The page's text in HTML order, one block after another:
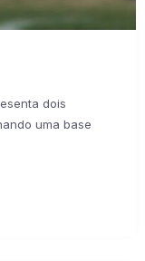
dois
uma base